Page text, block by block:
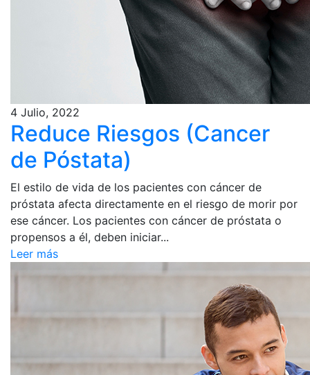
4 Julio, 2022
Reduce Riesgos (Cancer
de Póstata)
El estilo de vida de los pacientes con cáncer de
próstata afecta directamente en el riesgo de morir por
ese cáncer. Los pacientes con cáncer de próstata o
propensos a él, deben iniciar...
Leer más